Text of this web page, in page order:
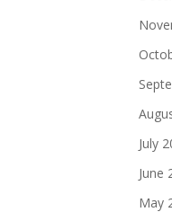
July
June
May